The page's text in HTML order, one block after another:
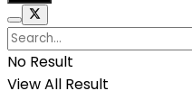
No Result
View All Result